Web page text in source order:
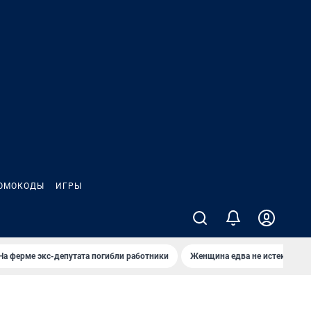
ИГРЫ
ферме экс-депутата погибли работники Женщина едва не истекла